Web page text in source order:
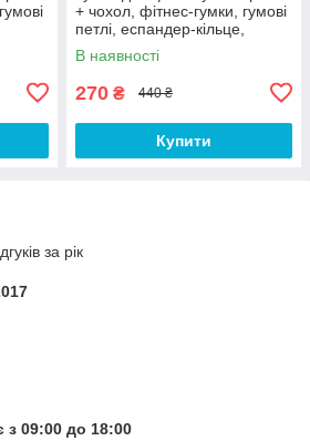
+ чохол, фітнес-гумки, гумові
петлі, еспандер-кільце,
еспандер
В наявності
270 ₴ 440 ₴
Купити
за рік
з 09:00 до 18:00